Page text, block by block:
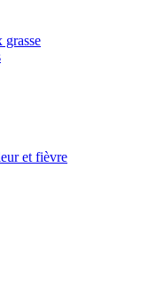
et fièvre